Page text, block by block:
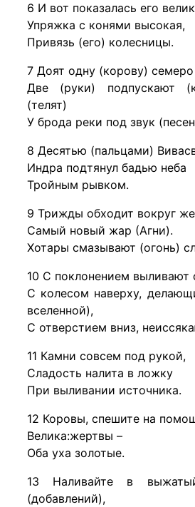
6 И вот показалась его
Упряжка с конями высокая,
Привязь (его) колесницы.
7 Доят одну (корову)
Две (руки) подпускают
(телят)
У брода реки под звук
8 Десятью (пальцами)
Индра подтянул бадью неба
Тройным рывком.
9 Трижды обходит вокруг
Самый новый жар (Агни).
Хотары смазывают (огонь)
10 С поклонением выливают
С колесом наверху,
вселенной),
С отверстием вниз,
11 Камни совсем под рукой,
Сладость налита в ложку
При выливании источника.
12 Коровы, спешите на
Велика:жертвы –
Оба уха золотые.
13 Наливайте в
(добавлений),